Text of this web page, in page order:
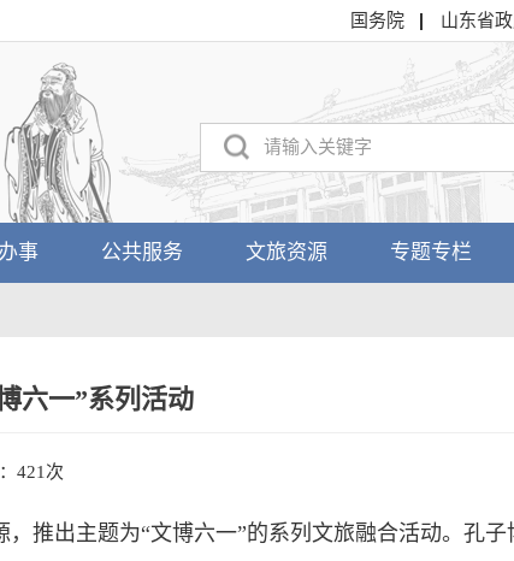
山东省
国务院
事 公共服务 文旅资源 专题专栏
六一”系列活动
421 次
推出主题为“文博六一”的系列文旅融合活动。孔子